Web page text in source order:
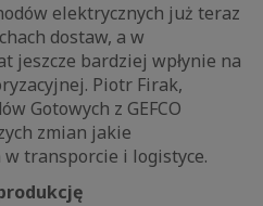
elektrycznych już teraz
dostaw, a w
jeszcze bardziej wpłynie na
Piotr Firak,
Gotowych z GEFCO
zmian jakie
transporcie i logistyce.